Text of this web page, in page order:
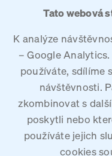
Tato webová
K analýze
– Google
používáte, sdílíme
návštěvnosti.
zkombinovat s
poskytli nebo
používáte jejich
cookies